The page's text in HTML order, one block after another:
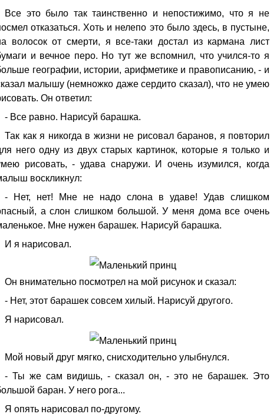
Все это было так таинственно и непостижимо, что я не
отказаться. Хоть и нелепо это было здесь, в пустыне,
волосок от смерти, я все-таки достал из кармана лист
и вечное перо. Но тут же вспомнил, что учился-то я
географии, истории, арифметике и правописанию, - и
малышу (немножко даже сердито сказал), что не умею
Он ответил:
- Все равно. Нарисуй барашка.
Так как я никогда в жизни не рисовал баранов, я повторил
него одну из двух старых картинок, которые я только и
рисовать, - удава снаружи. И очень изумился, когда
воскликнул:
- Нет, нет! Мне не надо слона в удаве! Удав слишком
а слон слишком большой. У меня дома все очень
Мне нужен барашек. Нарисуй барашка.
И я нарисовал.
Он внимательно посмотрел на мой рисунок и сказал:
- Нет, этот барашек совсем хилый. Нарисуй другого.
Я нарисовал.
Мой новый друг мягко, снисходительно улыбнулся.
- Ты же сам видишь, - сказал он, - это не барашек. Это
баран. У него рога...
Я опять нарисовал по-другому.